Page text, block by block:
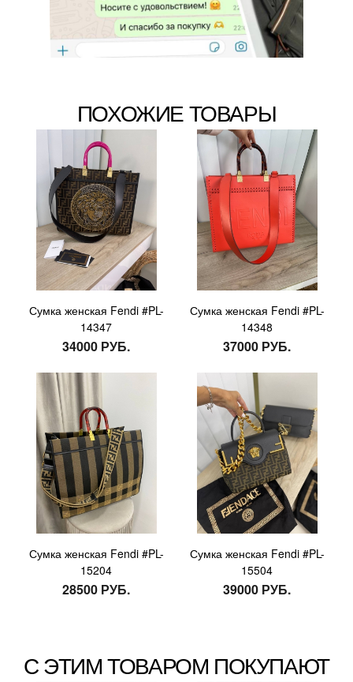
ПОХОЖИЕ ТОВАРЫ
Сумка женская Fendi #PL-
14347
34000 РУБ.
Сумка женская Fendi #PL-
14348
37000 РУБ.
Сумка женская Fendi #PL-
15204
28500 РУБ.
Сумка женская Fendi #PL-
15504
39000 РУБ.
С ЭТИМ ТОВАРОМ ПОКУПАЮТ